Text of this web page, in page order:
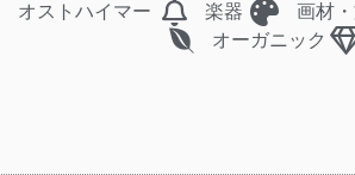
オストハイマー 楽器 画材
オーガニック